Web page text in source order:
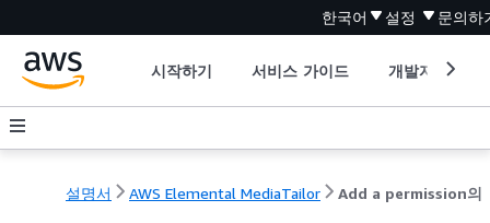
한국어 설정 문의하
시작하기 서비스 가이드 개발자 도구
설명서 AWS Elemental MediaTailor Add a permission의